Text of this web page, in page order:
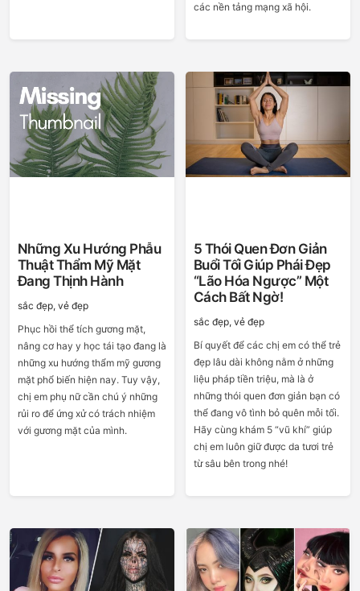
các nền tảng mạng xã hội.
Những Xu Hướng Phẫu
Thuật Thẩm Mỹ Mặt
Đang Thịnh Hành
sắc đẹp, vẻ đẹp
Phục hồi thể tích gương mặt,
nâng cơ hay y học tái tạo đang là
những xu hướng thẩm mỹ gương
mặt phổ biến hiện nay. Tuy vậy,
chị em phụ nữ cần chú ý những
rủi ro để ứng xử có trách nhiệm
với gương mặt của mình.
5 Thói Quen Đơn Giản
Buổi Tối Giúp Phái Đẹp
“lão Hóa Ngược” Một
Cách Bất Ngờ!
sắc đẹp, vẻ đẹp
Bí quyết để các chị em có thể trẻ
đẹp lâu dài không nằm ở những
liệu pháp tiền triệu, mà là ở
những thói quen đơn giản bạn có
thể đang vô tình bỏ quên mỗi tối.
Hãy cùng khám 5 “vũ khí” giúp
chị em luôn giữ được da tươi trẻ
từ sâu bên trong nhé!